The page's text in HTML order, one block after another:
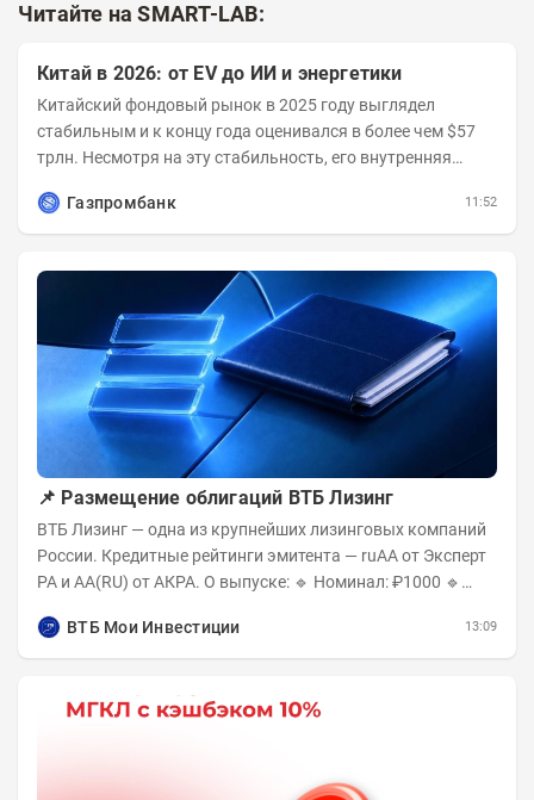
Читайте на SMART-LAB:
Китай в 2026: от EV до ИИ и энергетики
Китайский фондовый рынок в 2025 году выглядел
стабильным и к концу года оценивался в более чем $57
трлн. Несмотря на эту стабильность, его внутренняя
Газпромбанк
11:52
📌 Размещение облигаций ВТБ Лизинг
ВТБ Лизинг — одна из крупнейших лизинговых компаний
России. Кредитные рейтинги эмитента — ruAA от Эксперт
РА и AA(RU) от АКРА. О выпуске: 🔹 Номинал: ₽1000 🔹
ВТБ Мои Инвестиции
13:09